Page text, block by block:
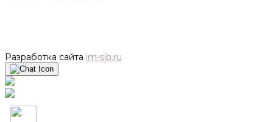
Разработка сайта im-sib.ru